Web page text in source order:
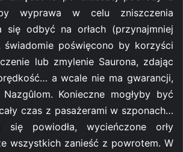
wyprawa w celu zniszczenia
się odbyć na orłach (przynajmniej
poświęcono by korzyści
lub zmylenie Saurona, zdając
a wcale nie ma gwarancji,
Konieczne mogłyby być
czas z pasażerami w szponach…
powiodła, wycieńczone orły
wszystkich zanieść z powrotem. W